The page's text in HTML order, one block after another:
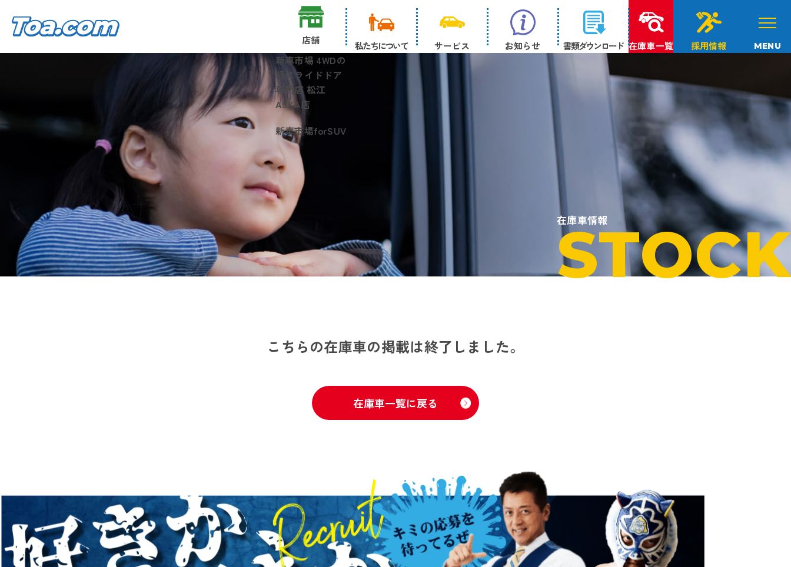
店舗
新車市場 4WDの
軽スライドドア
専門店 松江
ASKA店
新車市場forSUV
私たちについて サービス お知らせ 書類ダウンロード 在庫車一覧 採用情報 MENU
在庫車情報
STOCK
こちらの在庫車の掲載は終了しました。
在庫車一覧に戻る